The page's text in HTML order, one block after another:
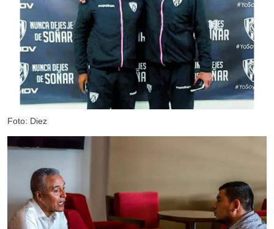
Foto: Diez